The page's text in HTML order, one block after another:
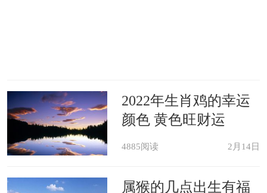
2022年生肖鸡的幸运
颜色 黄色旺财运
4885阅读 2月14日
属猴的几点出生有福